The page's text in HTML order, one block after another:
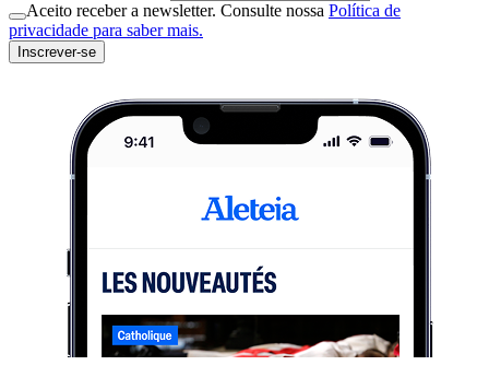
Aceito receber a newsletter. Consulte nossa Política de
privacidade para saber mais.
Inscrever-se